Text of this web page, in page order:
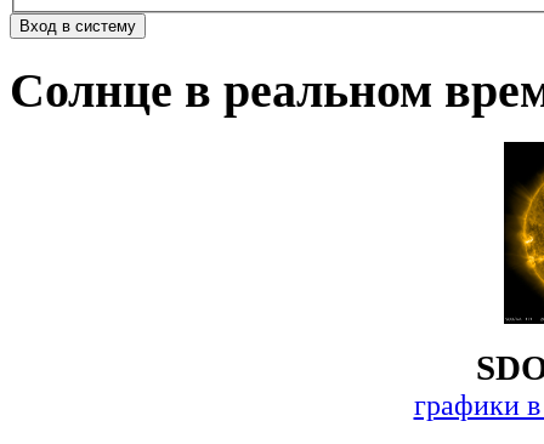
Солнце в реальном
графики